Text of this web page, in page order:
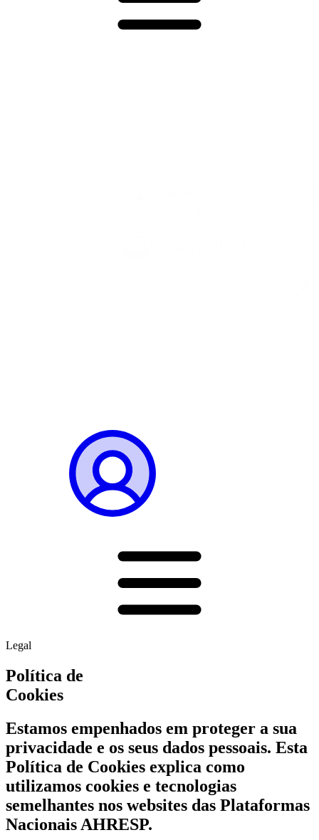
Legal
Política de
Cookies
Estamos empenhados em proteger a sua
privacidade e os seus dados pessoais. Esta
Política de Cookies explica como
utilizamos cookies e tecnologias
semelhantes nos websites das Plataformas
Nacionais AHRESP.